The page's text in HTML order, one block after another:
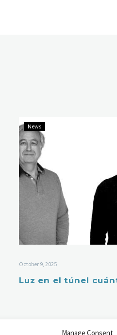
Manage Consent
News
October 9, 2025
Luz en el túnel